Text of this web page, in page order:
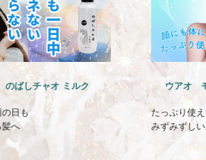
ウアオ モイストローションＤＸ
たっぷり使えて、しっとり
みずみずしい肌へ